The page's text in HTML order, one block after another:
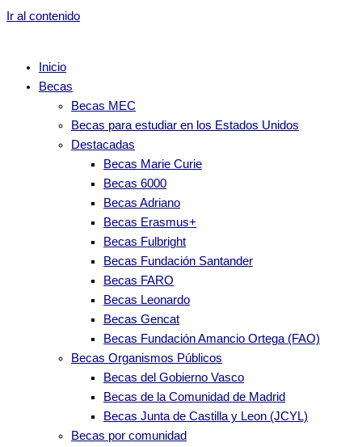
Ir al contenido
Inicio
Becas
Becas MEC
Becas para estudiar en los Estados Unidos
Destacadas
Becas Marie Curie
Becas 6000
Becas Adriano
Becas Erasmus+
Becas Fulbright
Becas Fundación Santander
Becas FARO
Becas Leonardo
Becas Gencat
Becas Fundación Amancio Ortega (FAO)
Becas Organismos Públicos
Becas del Gobierno Vasco
Becas de la Comunidad de Madrid
Becas Junta de Castilla y Leon (JCYL)
Becas por comunidad